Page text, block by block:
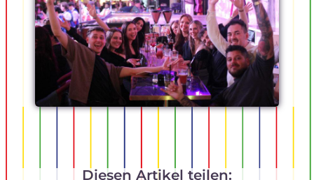
Diesen Artikel teilen: